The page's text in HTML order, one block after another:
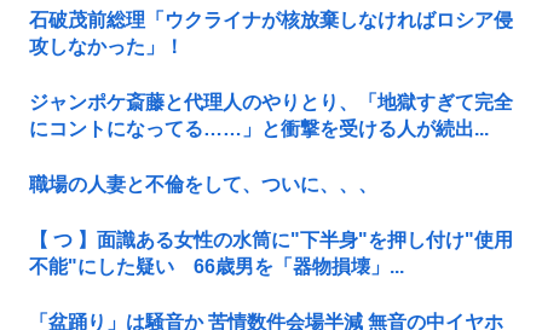
石破茂前総理「ウクライナが核放棄しなければロシア侵
攻しなかった」！
ジャンポケ斎藤と代理人のやりとり、「地獄すぎて完全
にコントになってる……」と衝撃を受ける人が続出...
職場の人妻と不倫をして、ついに、、、
【 つ 】面識ある女性の水筒に"下半身"を押し付け"使用
不能"にした疑い 66歳男を「器物損壊」...
「盆踊り」は騒音か 苦情数件会場半減 無音の中イヤホ